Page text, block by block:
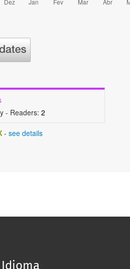
- Readers: 2
- see details
Idioma